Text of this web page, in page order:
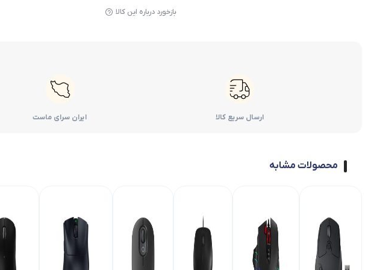
بازخورد درباره این کالا
ارسال سریع کالا ایران سرای ماست
محصولات مشابه